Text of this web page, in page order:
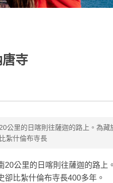
寺
公里的日喀則往薩迦的路上。為藏
紮什倫布寺長
公里的日喀則往薩迦的路上
比紮什倫布寺長400多年。